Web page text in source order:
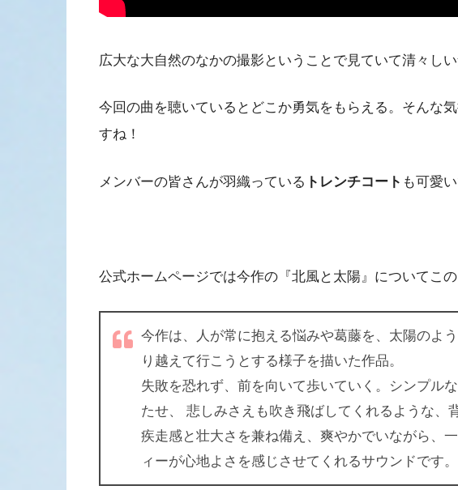
広大な大自然のなかの撮影ということで見ていて清々しい
今回の曲を聴いているとどこか勇気をもらえる。そんな
すね！
メンバーの皆さんが羽織っている トレンチコート も可愛
公式ホームページでは今作の『北風と太陽』についてこ
今作は、人が常に抱える悩みや葛藤を、太陽のよ
り越えて行こうとする様子を描いた作品。
失敗を恐れず、前を向いて歩いていく。シンプル
たせ、 悲しみさえも吹き飛ばしてくれるような、
疾走感と壮大さを兼ね備え、爽やかでいながら、
ィーが心地よさを感じさせてくれるサウンドです。